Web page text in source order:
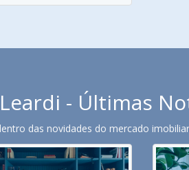
- Últimas
das novidades do mercado